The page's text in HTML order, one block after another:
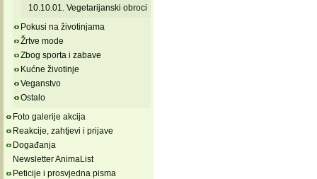
10.10.01. Vegetarijanski obroci
Pokusi na životinjama
Žrtve mode
Zbog sporta i zabave
Kućne životinje
Veganstvo
Ostalo
Foto galerije akcija
Reakcije, zahtjevi i prijave
Događanja
Newsletter AnimaList
Peticije i prosvjedna pisma